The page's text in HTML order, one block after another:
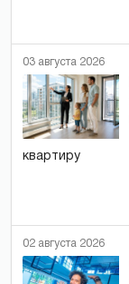
03 августа 2026
квартиру
02 августа 2026